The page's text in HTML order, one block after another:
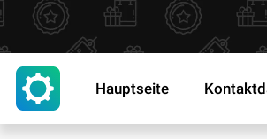
Hauptseite